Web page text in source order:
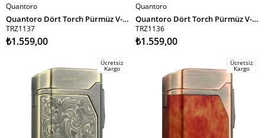
SEPETE EKLE
Quantoro
Quantoro Dört Torch Pürmüz V-Kesici/Delicili Siyah Karbon Desenli Metal Puro Çakmağı
TRZ1137
₺1.559,00
SEPETE EKLE
Quantoro
Quantoro Dört Torch Pürmüz V-Kesici/Delicili Siyah Desenli Metal Puro Çakmağı
TRZ1136
₺1.559,00
Ücretsiz
Kargo
Ücretsiz
Kargo